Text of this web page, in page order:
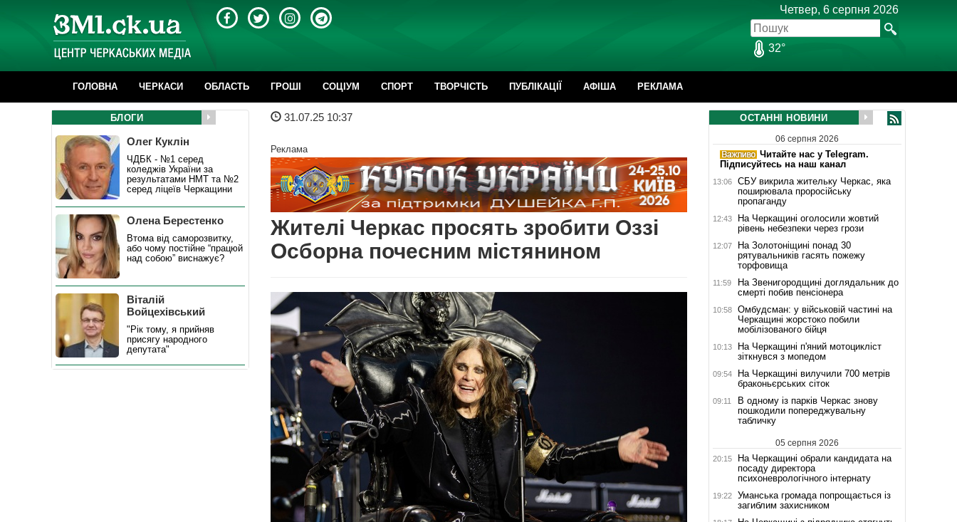
Четвер, 6 серпня 2026
32°
ГОЛОВНА ЧЕРКАСИ ОБЛАСТЬ ГРОШІ CОЦІУМ СПОРТ ТВОРЧІСТЬ ПУБЛІКАЦІЇ АФІША РЕКЛАМА
31.07.25 10:37
Реклама
Жителі Черкас просять зробити Оззі
Осборна почесним містянином
БЛОГИ
Олег Куклін
ЧДБК - №1 серед
коледжів України за
результатами НМТ та №2
серед ліцеїв Черкащини
Олена Берестенко
Втома від саморозвитку,
або чому постійне “працюй
над собою” виснажує?
Віталій
Войцехівський
"Рік тому, я прийняв
присягу народного
депутата"
ОСТАННІ НОВИНИ
06 серпня 2026
Читайте нас у Telegram.
Підписуйтесь на наш канал
13:06
СБУ викрила жительку Черкас, яка
поширювала проросійську
пропаганду
12:43
На Черкащині оголосили жовтий
рівень небезпеки через грози
12:07
На Золотоніщині понад 30
рятувальників гасять пожежу
торфовища
11:59
На Звенигородщині доглядальник до
смерті побив пенсіонера
10:58
Омбудсман: у військовій частині на
Черкащині жорстоко побили
мобілізованого бійця
10:13
На Черкащині п'яний мотоцикліст
зіткнувся з мопедом
09:54
На Черкащині вилучили 700 метрів
браконьєрських сіток
09:11
В одному із парків Черкас знову
пошкодили попереджувальну
табличку
05 серпня 2026
20:15
На Черкащині обрали кандидата на
посаду директора
психоневрологічного інтернату
19:22
Уманська громада попрощається із
загиблим захисником